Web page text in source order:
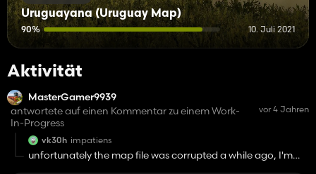
Uruguayana (Uruguay Map)
90% 10. Juli 2021
Aktivität
MasterGamer9939
antwortete auf einen Kommentar zu einem Work-
In-Progress
vor 4 Jahren
vk30h impatiens
unfortunately the map file was corrupted a while ago, I'm